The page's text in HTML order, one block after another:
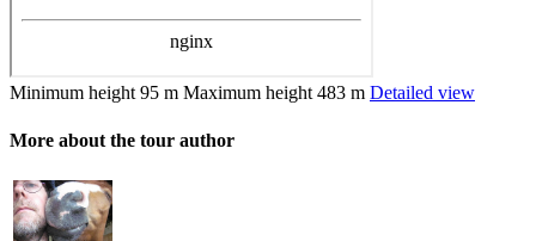
Minimum height 95 m Maximum height 483 m Detailed view
More about the tour author